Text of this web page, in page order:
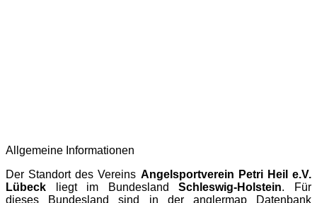
Allgemeine Informationen
Der Standort des Vereins Angelsportverein Petri Heil e.V.
Lübeck liegt im BundeslandSchleswig-Holstein. Für
dieses Bundesland sind in der anglermapDatenbank